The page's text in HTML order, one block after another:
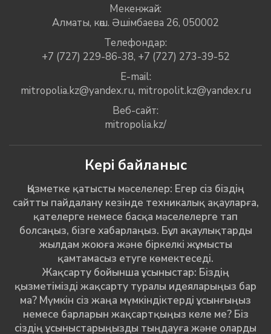
Мекенжай:
Алматы, көш. Әшімбаева 26, 050002
Телефондар:
+7 (727) 229-86-38, +7 (727) 273-39-52
E-mail:
mitropolia.kz@yandex.ru, mitropolit.kz@yandex.ru
Веб-сайт:
mitropolia.kz/
Кері байланыс
Қызметке қатысты мәселелер: Егер сіз біздің
сайтты пайдалану кезінде техникалық ақауларға,
қателерге немесе басқа мәселелерге тап
болсаңыз, бізге хабарлаңыз. Бұл ақаулықтарды
жылдам жоюға және біркелкі жұмысты
қамтамасыз етуге көмектеседі.
Жақсарту бойынша ұсыныстар: Біздің
қызметімізді жақсарту туралы идеяларыңыз бар
ма? Мүмкін сіз жаңа мүмкіндіктерді ұсынғыңыз
немесе барларын жақсартқыңыз келе ме? Біз
сіздің ұсыныстарыңызды тыңдауға және оларды